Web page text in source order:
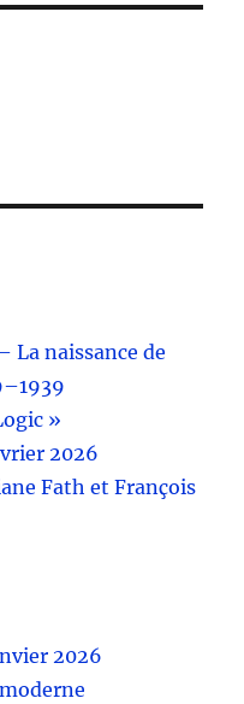
La naissance de
»
2026
Fath et François
2026